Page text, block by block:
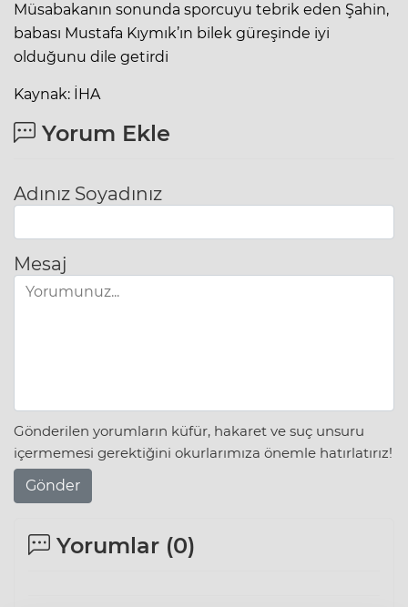
Müsabakanın sonunda sporcuyu tebrik eden Şahin,
babası Mustafa Kıymık’ın bilek güreşinde iyi
olduğunu dile getirdi
Kaynak: İHA
Yorum Ekle
Adınız Soyadınız
Mesaj
Gönderilen yorumların küfür, hakaret ve suç unsuru
içermemesi gerektiğini okurlarımıza önemle hatırlatırız!
Gönder
Yorumlar (0)